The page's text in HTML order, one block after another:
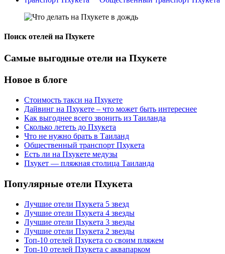
Поиск отелей на Пхукете
Самые выгодные отели на Пхукете
Новое в блоге
Стоимость такси на Пхукете
Дайвинг на Пхукете – что может быть интереснее
Как выгоднее всего звонить из Таиланда
Сколько лететь до Пхукета
Что не нужно брать в Таиланд
Общественный транспорт Пхукета
Есть ли на Пхукете медузы
Пхукет — пляжная столица Таиланда
Популярные отели Пхукета
Лучшие отели Пхукета 5 звезд
Лучшие отели Пхукета 4 звезды
Лучшие отели Пхукета 3 звезды
Лучшие отели Пхукета 2 звезды
Топ-10 отелей Пхукета со своим пляжем
Топ-10 отелей Пхукета с аквапарком